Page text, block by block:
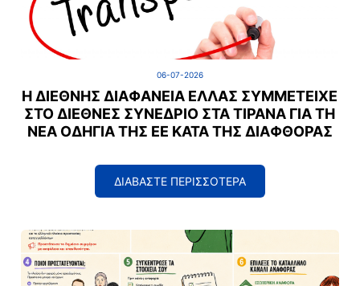
06-07-2026
Η ΔΙΕΘΝΉΣ ΔΙΑΦΆΝΕΙΑ ΕΛΛΆΣ ΣΥΜΜΕΤΕΊΧΕ
ΣΤΟ ΔΙΕΘΝΈΣ ΣΥΝΈΔΡΙΟ ΣΤΑ ΤΊΡΑΝΑ ΓΙΑ ΤΗ
ΝΈΑ ΟΔΗΓΊΑ ΤΗΣ ΕΕ ΚΑΤΆ ΤΗΣ ΔΙΑΦΘΟΡΆΣ
ΔΙΑΒΑΣΤΕ ΠΕΡΙΣΣΟΤΕΡΑ